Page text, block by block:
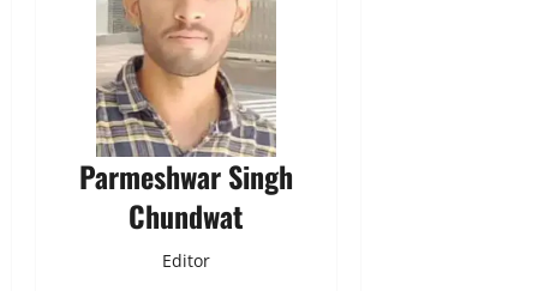
Parmeshwar Singh
Chundwat
Editor